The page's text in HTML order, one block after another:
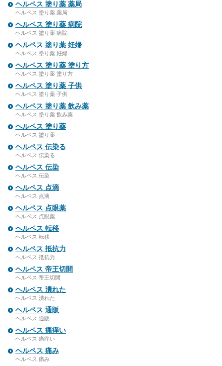
ヘルペス 塗り薬 薬局
ヘルペス 塗り薬 薬局
ヘルペス 塗り薬 病院
ヘルペス 塗り薬 病院
ヘルペス 塗り薬 妊婦
ヘルペス 塗り薬 妊婦
ヘルペス 塗り薬 塗り方
ヘルペス 塗り薬 塗り方
ヘルペス 塗り薬 子供
ヘルペス 塗り薬 子供
ヘルペス 塗り薬 飲み薬
ヘルペス 塗り薬 飲み薬
ヘルペス 塗り薬
ヘルペス 塗り薬
ヘルペス 伝染る
ヘルペス 伝染る
ヘルペス 伝染
ヘルペス 伝染
ヘルペス 点滴
ヘルペス 点滴
ヘルペス 点眼薬
ヘルペス 点眼薬
ヘルペス 転移
ヘルペス 転移
ヘルペス 抵抗力
ヘルペス 抵抗力
ヘルペス 帝王切開
ヘルペス 帝王切開
ヘルペス 潰れた
ヘルペス 潰れた
ヘルペス 通販
ヘルペス 通販
ヘルペス 痛痒い
ヘルペス 痛痒い
ヘルペス 痛み
ヘルペス 痛み